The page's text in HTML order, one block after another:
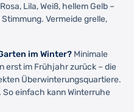
Lila, Weiß, hellem Gelb –
Vermeide grelle,
im Winter? Minimale
erst im Frühjahr zurück – die
Überwinterungsquartiere.
einfach kann Winterruhe